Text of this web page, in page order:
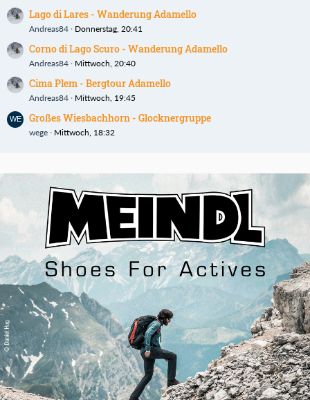
Lago di Lares - Wanderung Adamello
Andreas84 Donnerstag, 20:41
Corno di Lago Scuro - Wanderung Adamello
Andreas84 Mittwoch, 20:40
Cima Plem - Bergtour Adamello
Andreas84 Mittwoch, 19:45
Großes Wiesbachhorn - Glocknergruppe
wege Mittwoch, 18:32